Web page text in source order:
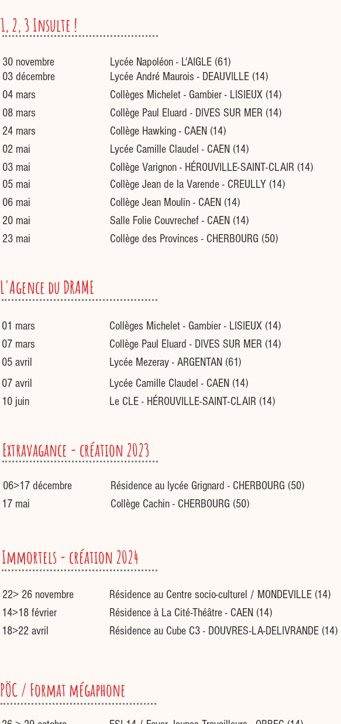
1, 2, 3 Insulte !
30 novembre
Lycée Napoléon - L'AIGLE (61)
03 décembre
Lycée André Maurois - DEAUVILLE (14)
04 mars
Collèges Michelet - Gambier - LISIEUX (14)
08 mars
Collège Paul Eluard - DIVES SUR MER (14)
24 mars
Collège Hawking - CAEN (14)
02 mai
Lycée Camille Claudel - CAEN (14)
03 mai
Collège Jean de la Varende - CREULLY (14)
05 mai
Collège Varignon - HÉROUVILLE-SAINT-CLAIR (14)
06 mai
Collège Jean Moulin - CAEN (14)
20 mai
Salle Folie Couvrechef - CAEN (14)
23 mai
Collège des Provinces - CHERBOURG (50)
L'Agence du DRAME
01 mars
Collèges Michelet - Gambier - LISIEUX (14)
07 mars
Collège Paul Eluard - DIVES SUR MER (14)
05 avril
Lycée Mezeray - ARGENTAN (61)
07 avril
Lycée Camille Claudel - CAEN (14)
10 juin
Le CLE - HÉROUVILLE-SAINT-CLAIR (14)
Extravagance - création 2023
06>17 décembre
Résidence au lycée Grignard - CHERBOURG (50)
17 mai
Collège Cachin - CHERBOURG (50)
Immortels - création 2024
22> 26 novembre
Résidence au Centre socio-culturel / MONDEVILLE (14)
14>18 février
Résidence à La Cité-Théâtre - CAEN (14)
18>22 avril
Résidence au Cube C3 - DOUVRES-LA-DELIVRANDE (14)
PÖC / Format mégaphone